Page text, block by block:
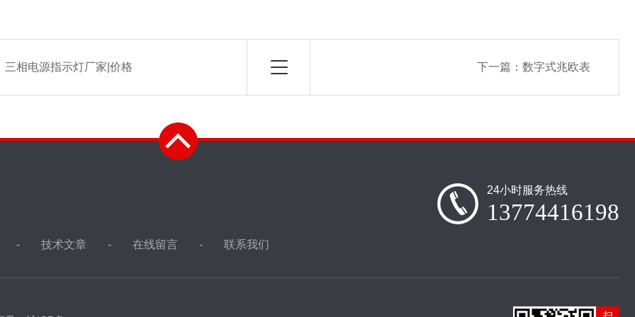
三相电源指示灯厂家|价格 下一篇： 数字式兆欧表
技术文章 在线留言 联系我们
24小时服务热线
13774416198